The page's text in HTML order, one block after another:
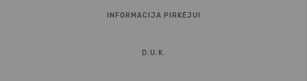
INFORMACIJA PIRKĖJUI
D.U.K.